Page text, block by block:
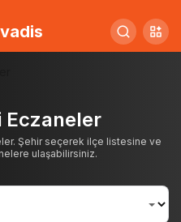
Eczaneler
Şehir seçerek ilçe listesine ve
ulaşabilirsiniz.